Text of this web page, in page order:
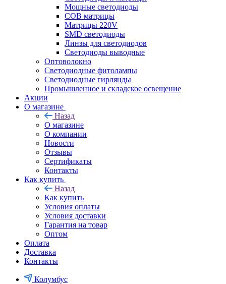
Мощные светодиоды
COB матрицы
Матрицы 220V
SMD светодиоды
Линзы для светодиодов
Светодиоды выводные
Оптоволокно
Светодиодные фитолампы
Светодиодные гирлянды
Промышленное и складское освещение
Акции
О магазине
Назад
О магазине
О компании
Новости
Отзывы
Сертификаты
Контакты
Как купить
Назад
Как купить
Условия оплаты
Условия доставки
Гарантия на товар
Оптом
Оплата
Доставка
Контакты
Колумбус